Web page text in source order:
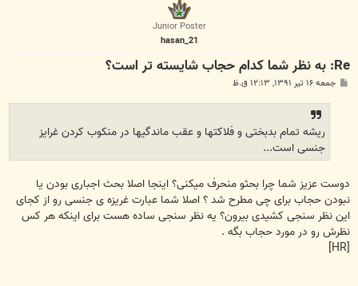
Junior Poster
hasan_21
Re: به نظر شما کدام حجاب شایسته تر است؟
پ جمعه ۱۶ تیر ۱۳۹۱, ۱۲:۱۳ ق.ظ
ریشه تمام بدبختی و فلاکتها و عقب ماندگیها در منکوب کردن غرایز
جنسی است...
دوست عزیز شما چرا بحثو منحرف میکنی؟ اینجا اصلا بحث اجباری بودن یا
نبودن حجاب برای چی مطرح شد ؟ اصلا شما عبارت غریزه ی جنسی رو از کجای
این نظر سنجی کشیدی بیرون؟ یه نظر سنجی ساده هست برای اینکه هر کس
نظرش رو در مورد حجاب بگه .